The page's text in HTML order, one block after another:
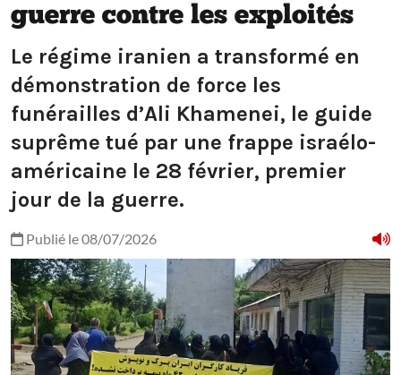
guerre contre les exploités
Le régime iranien a transformé en
démonstration de force les
funérailles d’Ali Khamenei, le guide
suprême tué par une frappe israélo-
américaine le 28 février, premier
jour de la guerre.
Publié le 08/07/2026